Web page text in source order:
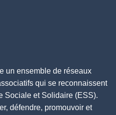
un ensemble de réseaux
qui se reconnaissent
Sociale et Solidaire (ESS).
défendre, promouvoir et